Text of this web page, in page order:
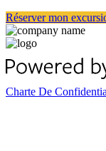
Réserver mon
Charte De